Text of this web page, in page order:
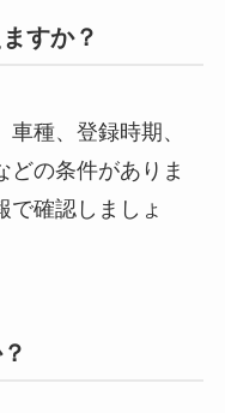
すか？
種、登録時期、
どの条件がありま
で確認しましょ